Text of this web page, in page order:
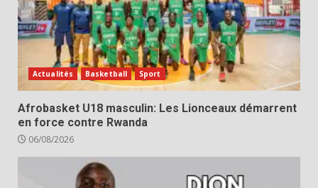
Actualités Basketball Sport
Afrobasket U18 masculin: Les Lionceaux démarrent
en force contre Rwanda
06/08/2026